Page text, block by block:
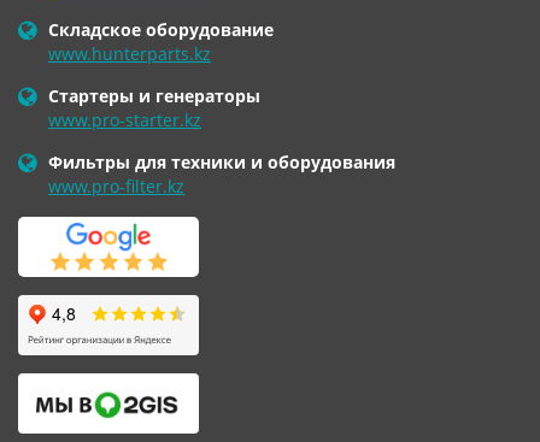
Складское оборудование
www.hunterparts.kz
Стартеры и генераторы
www.pro-starter.kz
Фильтры для техники и оборудования
www.pro-filter.kz